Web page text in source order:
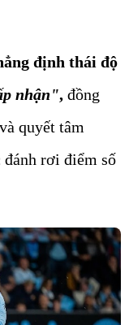
định thái độ
nhận", đồng
quyết tâm
đánh rơi điểm số